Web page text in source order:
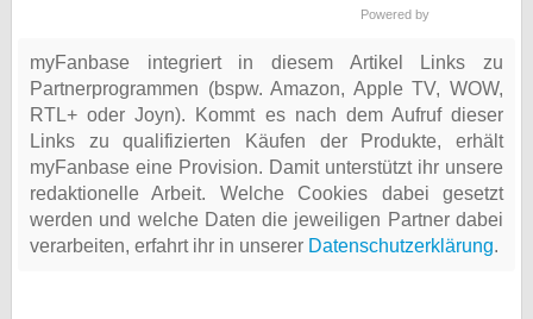
Powered by
myFanbase integriert in diesem Artikel Links zu
Partnerprogrammen (bspw. Amazon, Apple TV, WOW,
RTL+ oder Joyn). Kommt es nach dem Aufruf dieser
Links zu qualifizierten Käufen der Produkte, erhält
myFanbase eine Provision. Damit unterstützt ihr unsere
redaktionelle Arbeit. Welche Cookies dabei gesetzt
werden und welche Daten die jeweiligen Partner dabei
verarbeiten, erfahrt ihr in unserer Datenschutzerklärung.